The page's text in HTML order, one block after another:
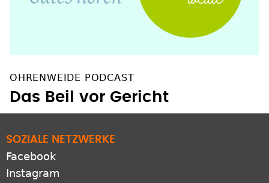
OHRENWEIDE PODCAST
Das Beil vor Gericht
SOZIALE NETZWERKE
Facebook
Instagram